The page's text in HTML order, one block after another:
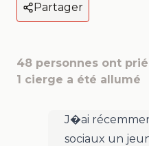
Partager
48 personnes ont
1 cierge a été allumé
J�ai
sociaux un